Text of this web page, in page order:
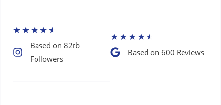
★★★★★
Based on 82rb
Followers​
★★★★★
Based on 600 Reviews​